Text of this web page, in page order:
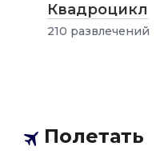
Квадроцикл
210 развлечений
Полетать